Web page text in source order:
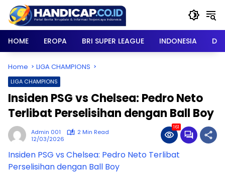
content
HOME
EROPA BRI SUPER LEAGUE INDONESIA
Home LIGA CHAMPIONS
LIGA CHAMPIONS
Insiden PSG vs Chelsea: Pedro Neto
Terlibat Perselisihan dengan Ball Boy
Admin 001
2 Min Read
12/03/2026
161
Insiden PSG vs Chelsea: Pedro Neto Terlibat
Perselisihan dengan Ball Boy